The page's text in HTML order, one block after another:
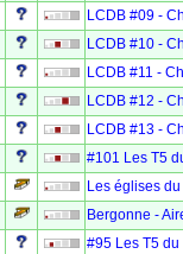
LCDB #09 -
LCDB #10 -
LCDB #11 -
LCDB #12 -
LCDB #13 -
#101 Les T5
Les églises
Bergonne -
#95 Les T5